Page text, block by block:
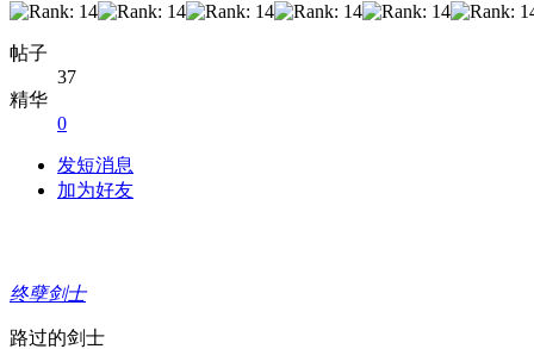
帖子
37
精华
0
发短消息
加为好友
终孽剑士
路过的剑士